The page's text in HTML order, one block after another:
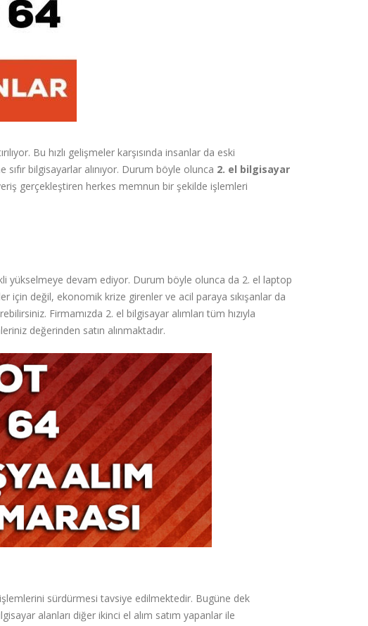
Bu hızlı gelişmeler karşısında insanlar da eski
bilgisayarlar alınıyor. Durum böyle olunca 2. el bilgisayar
gerçekleştiren herkes memnun bir şekilde işlemleri
yükselmeye devam ediyor. Durum böyle olunca da 2. el laptop
için değil, ekonomik krize girenler ve acil paraya sıkışanlar da
Firmamızda 2. el bilgisayar alımları tüm hızıyla
değerinden satın alınmaktadır.
sürdürmesi tavsiye edilmektedir. Bugüne dek
alanları diğer ikinci el alım satım yapanlar ile